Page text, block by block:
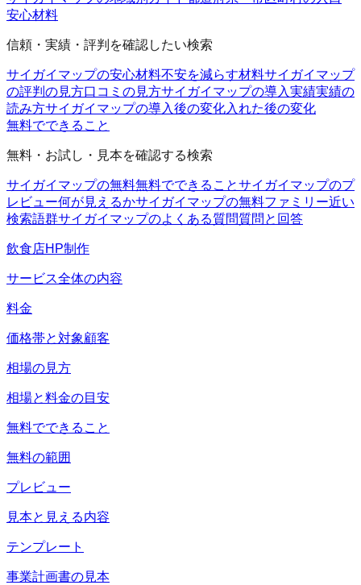
安心材料
信頼・実績・評判を確認したい検索
サイガイマップの安心材料不安を減らす材料サイガイマップ
の評判の見方口コミの見方サイガイマップの導入実績実績の
読み方サイガイマップの導入後の変化入れた後の変化
無料でできること
無料・お試し・見本を確認する検索
サイガイマップの無料無料でできることサイガイマップのプ
レビュー何が見えるかサイガイマップの無料ファミリー近い
検索語群サイガイマップのよくある質問質問と回答
飲食店HP制作
サービス全体の内容
料金
価格帯と対象顧客
相場の見方
相場と料金の目安
無料でできること
無料の範囲
プレビュー
見本と見える内容
テンプレート
事業計画書の見本